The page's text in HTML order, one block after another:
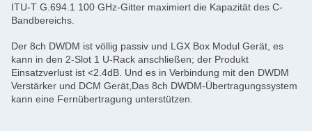
ITU-T G.694.1 100 GHz-Gitter maximiert die Kapazität des C-
Bandbereichs.
Der 8ch DWDM ist völlig passiv und LGX Box Modul Gerät, es
kann in den 2-Slot 1 U-Rack anschließen; der Produkt
Einsatzverlust ist <2.4dB. Und es in Verbindung mit den DWDM
Verstärker und DCM Gerät,Das 8ch DWDM-Übertragungssystem
kann eine Fernübertragung unterstützen.